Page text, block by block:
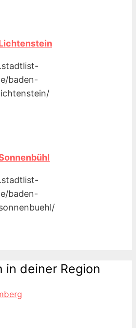
baden-
baden-
in deiner Region